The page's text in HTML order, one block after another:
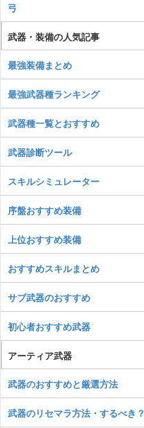
弓
武器・装備の人気記事
最強装備まとめ
最強武器種ランキング
武器種一覧とおすすめ
武器診断ツール
スキルシミュレーター
序盤おすすめ装備
上位おすすめ装備
おすすめスキルまとめ
サブ武器のおすすめ
初心者おすすめ武器
アーティア武器
武器のおすすめと厳選方法
武器のリセマラ方法・するべき？